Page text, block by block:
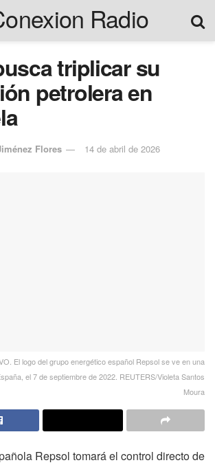
triplicar su
petrolera en
Flores 14 de abril de 2026
El logo del grupo energético español Repsol se ve en una
el 7 de septiembre de 2022. REUTERS/Violeta Santos
Moura
Repsol tomará el control directo de